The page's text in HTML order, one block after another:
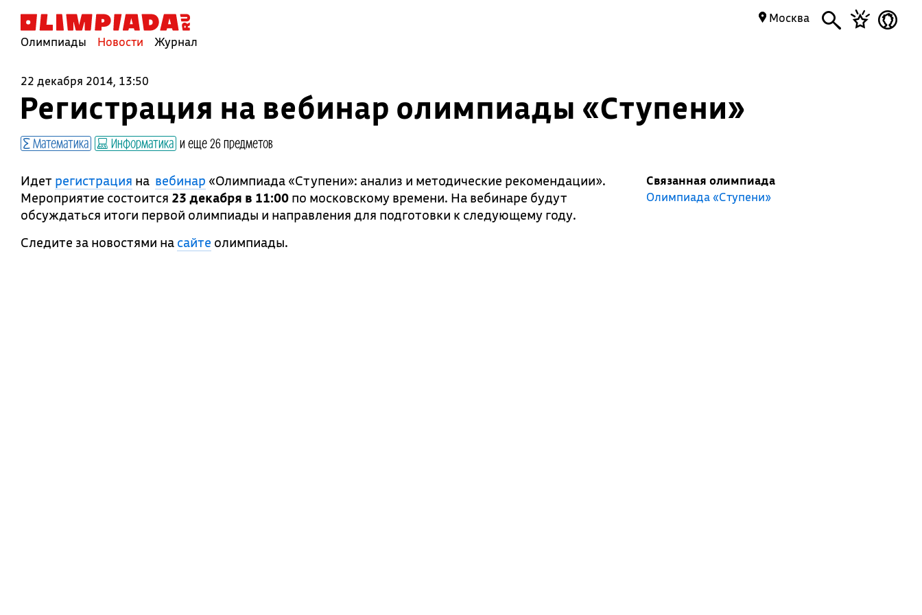
Олимпиады Новости Журнал
Москва
22 декабря 2014, 13:50
Регистрация на вебинар олимпиады «Ступени»
Математика Информатика и еще 26 предметов
Идет регистрация на вебинар «Олимпиада «Ступени»: анализ и методические рекомендации».
Мероприятие состоится 23 декабря в 11:00 по московскому времени. На вебинаре будут
обсуждаться итоги первой олимпиады и направления для подготовки к следующему году.
Следите за новостями на сайте олимпиады.
Связанная олимпиада
Олимпиада «Ступени»